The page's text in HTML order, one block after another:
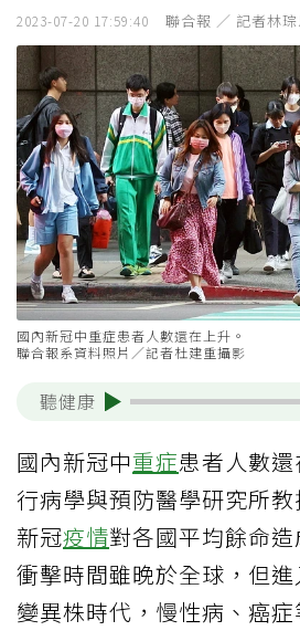
2023-07-20 17:59:40 聯合報 ／ 記者林
國內新冠中重症患者人數還在上升。
聯合報系資料照片／記者杜建重攝影
聽健康
國內新冠中重症患者人數
行病學與預防醫學研究所教
新冠疫情對各國平均餘命
衝擊時間雖晚於全球，但
變異株時代，慢性病、癌